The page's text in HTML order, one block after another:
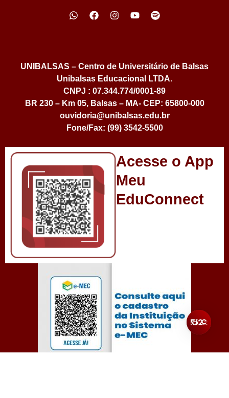
UNIBALSAS – Centro de Universitário de Balsas
Unibalsas Educacional LTDA.
CNPJ : 07.344.774/0001-89
BR 230 – Km 05, Balsas – MA- CEP: 65800-000
ouvidoria@unibalsas.edu.br
Fone/Fax: (99) 3542-5500
Acesse o App
Meu
EduConnect